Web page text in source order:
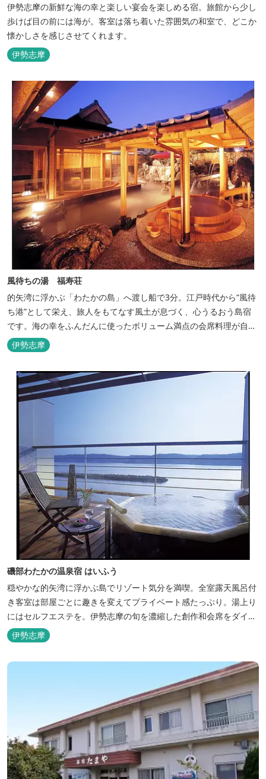
伊勢志摩の新鮮な海の幸と楽しい宴会を楽しめる宿。旅館から少し
歩けば目の前には海が。客室は落ち着いた雰囲気の和室で、どこか
懐かしさを感じさせてくれます。
伊勢志摩
風待ちの湯 福寿荘
的矢湾に浮かぶ「わたかの島」へ渡し船で3分。江戸時代から“風待
ち港”として栄え、旅人をもてなす風土が息づく、心うるおう島宿
です。海の幸をふんだんに使ったボリューム満点の会席料理が自
慢。肌にやさしい天然の療養泉が満喫できるお風呂は、伊勢志摩最
大級の庭園露天風呂です。
伊勢志摩
磯部わたかの温泉宿 はいふう
穏やかな的矢湾に浮かぶ島でリゾート気分を満喫。全室露天風呂付
き客室は部屋ごとに趣きを変えてプライベート感たっぷり。湯上り
にはセルフエステを。伊勢志摩の旬を濃縮した創作和会席をダイニ
ングで。
伊勢志摩